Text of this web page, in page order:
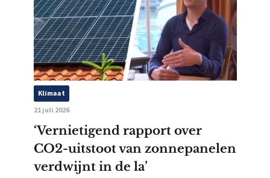
Klimaat
21 juli 2026
‘Vernietigend rapport over
CO2-uitstoot van zonnepanelen
verdwijnt in de la’